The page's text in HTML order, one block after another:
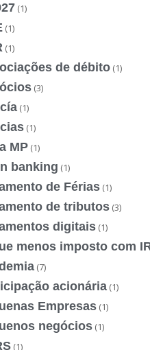
(1)
(1)
(1)
de débito (1)
(3)
(1)
(1)
MP (1)
banking (1)
de Férias (1)
de tributos (3)
digitais (1)
menos imposto com
(7)
acionária (1)
Empresas (1)
negócios (1)
(1)